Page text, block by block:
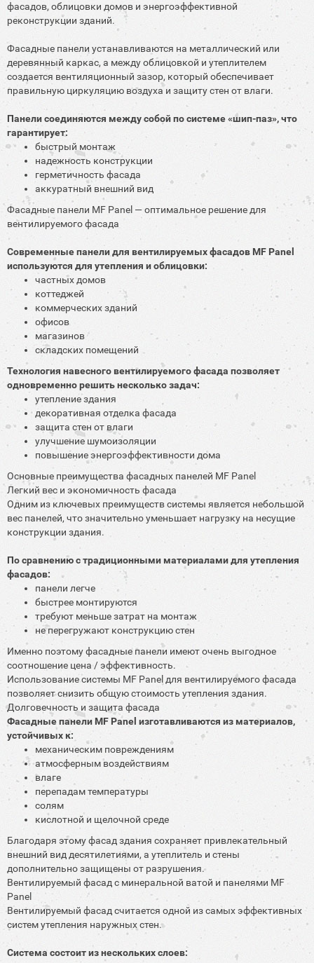
фасадов, облицовки домов и энергоэффективной
реконструкции зданий.
Фасадные панели устанавливаются на металлический или
деревянный каркас, а между облицовкой и утеплителем
создается вентиляционный зазор, который обеспечивает
правильную циркуляцию воздуха и защиту стен от влаги.
Панели соединяются между собой по системе «шип-паз», что
гарантирует:
быстрый монтаж
надежность конструкции
герметичность фасада
аккуратный внешний вид
Фасадные панели MF Panel — оптимальное решение для
вентилируемого фасада
Современные панели для вентилируемых фасадов MF Panel
используются для утепления и облицовки:
частных домов
коттеджей
коммерческих зданий
офисов
магазинов
складских помещений
Технология навесного вентилируемого фасада позволяет
одновременно решить несколько задач:
утепление здания
декоративная отделка фасада
защита стен от влаги
улучшение шумоизоляции
повышение энергоэффективности дома
Основные преимущества фасадных панелей MF Panel
Легкий вес и экономичность фасада
Одним из ключевых преимуществ системы является небольшой
вес панелей, что значительно уменьшает нагрузку на несущие
конструкции здания.
По сравнению с традиционными материалами для утепления
фасадов:
панели легче
быстрее монтируются
требуют меньше затрат на монтаж
не перегружают конструкцию стен
Именно поэтому фасадные панели имеют очень выгодное
соотношение цена / эффективность.
Использование системы MF Panel для вентилируемого фасада
позволяет снизить общую стоимость утепления здания.
Долговечность и защита фасада
Фасадные панели MF Panel изготавливаются из материалов,
устойчивых к:
механическим повреждениям
атмосферным воздействиям
влаге
перепадам температуры
солям
кислотной и щелочной среде
Благодаря этому фасад здания сохраняет привлекательный
внешний вид десятилетиями, а утеплитель и стены
дополнительно защищены от разрушения.
Вентилируемый фасад с минеральной ватой и панелями MF
Panel
Вентилируемый фасад считается одной из самых эффективных
систем утепления наружных стен.
Система состоит из нескольких слоев: